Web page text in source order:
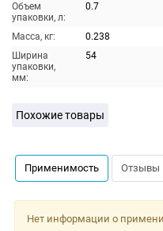
Объем
упаковки, л:
0.7
Масса, кг:
0.238
Ширина
упаковки,
мм:
54
Похожие товары
Применимость Отзывы
Нет информации о